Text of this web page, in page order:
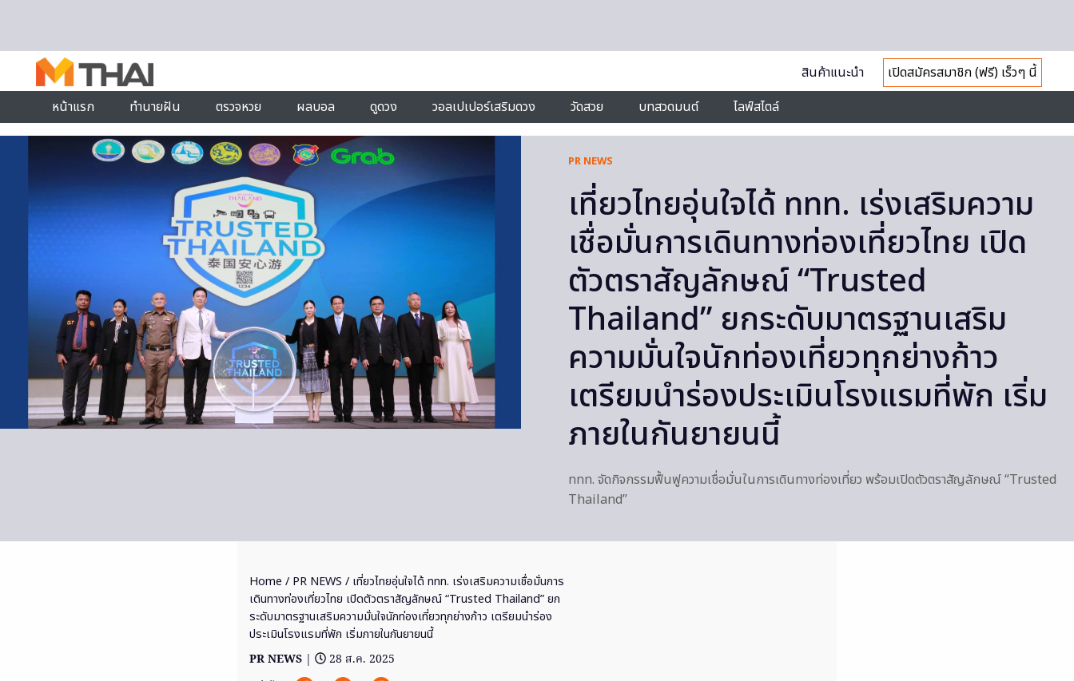
สินค้าแนะนำ
เปิดสมัครสมาชิก (ฟรี) เร็วๆ นี้
หน้าแรก
ทำนายฝัน ตรวจหวย ผลบอล ดูดวง วอลเปเปอร์เสริมดวง วัดสวย บทสวดมนต์ ไลฟ์สไตล์
PR NEWS
เที่ยวไทยอุ่นใจได้ ททท. เร่งเสริมความ
เชื่อมั่นการเดินทางท่องเที่ยวไทย เปิด
ตัวตราสัญลักษณ์ “Trusted
Thailand” ยกระดับมาตรฐานเสริม
ความมั่นใจนักท่องเที่ยวทุกย่างก้าว
เตรียมนำร่องประเมินโรงแรมที่พัก เริ่ม
ภายในกันยายนนี้
ททท. จัดกิจกรรมฟื้นฟูความเชื่อมั่นในการเดินทางท่องเที่ยว พร้อมเปิดตัวตราสัญลักษณ์ “Trusted
Thailand”
Home / PR NEWS / เที่ยวไทยอุ่นใจได้ ททท. เร่งเสริมความเชื่อมั่นการ
เดินทางท่องเที่ยวไทย เปิดตัวตราสัญลักษณ์ “Trusted Thailand” ยก
ระดับมาตรฐานเสริมความมั่นใจนักท่องเที่ยวทุกย่างก้าว เตรียมนำร่อง
ประเมินโรงแรมที่พัก เริ่มภายในกันยายนนี้
PR NEWS |
28 ส.ค. 2025